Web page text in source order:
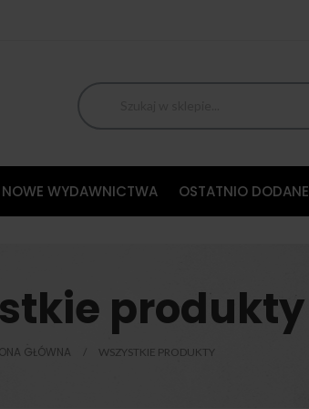
NOWE WYDAWNICTWA OSTATNIO DODANE
produkty
GŁÓWNA WSZYSTKIE PRODUKTY